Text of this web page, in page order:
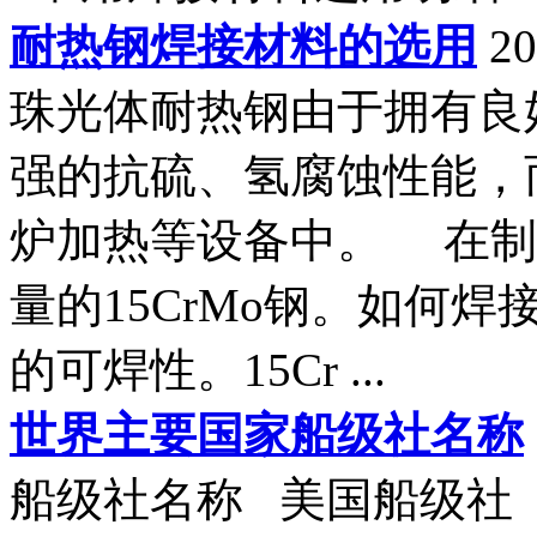
耐热钢焊接材料的选用
珠光体耐热钢由于拥有
强的抗硫、氢腐蚀性能
炉加热等设备中。 在制
量的15CrMo钢。如何焊
的可焊性。15Cr ...
世界主要国家船级社名称
船级社名称 美国船级社